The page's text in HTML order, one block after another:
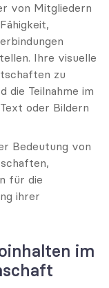
von Mitgliedern
Ihre visuelle
zu
die Teilnahme im
oder Bildern
Bedeutung von
für die
ihrer
im